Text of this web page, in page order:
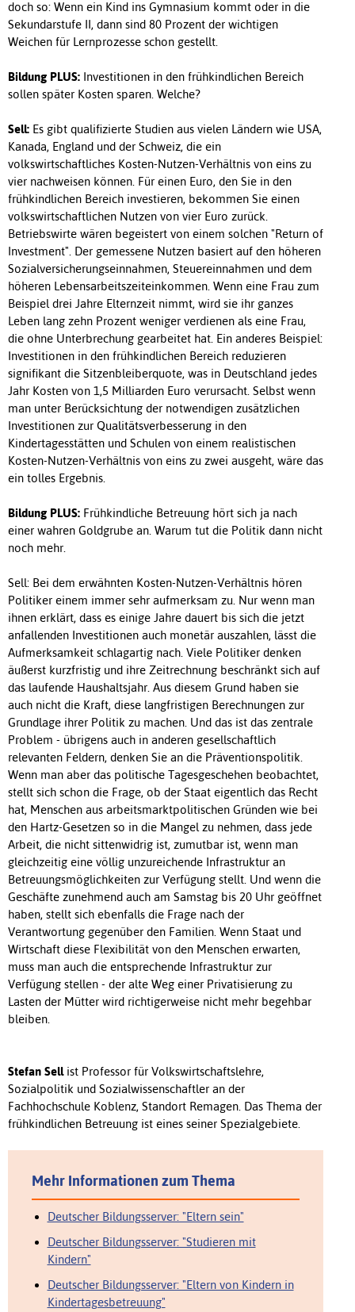
doch so: Wenn ein Kind ins Gymnasium kommt oder in die
Sekundarstufe II, dann sind 80 Prozent der wichtigen
Weichen für Lernprozesse schon gestellt.
Bildung PLUS: Investitionen in den frühkindlichen Bereich
sollen später Kosten sparen. Welche?
Sell: Es gibt qualifizierte Studien aus vielen Ländern wie USA,
Kanada, England und der Schweiz, die ein
volkswirtschaftliches Kosten-Nutzen-Verhältnis von eins zu
vier nachweisen können. Für einen Euro, den Sie in den
frühkindlichen Bereich investieren, bekommen Sie einen
volkswirtschaftlichen Nutzen von vier Euro zurück.
Betriebswirte wären begeistert von einem solchen "Return of
Investment". Der gemessene Nutzen basiert auf den höheren
Sozialversicherungseinnahmen, Steuereinnahmen und dem
höheren Lebensarbeitszeiteinkommen. Wenn eine Frau zum
Beispiel drei Jahre Elternzeit nimmt, wird sie ihr ganzes
Leben lang zehn Prozent weniger verdienen als eine Frau,
die ohne Unterbrechung gearbeitet hat. Ein anderes Beispiel:
Investitionen in den frühkindlichen Bereich reduzieren
signifikant die Sitzenbleiberquote, was in Deutschland jedes
Jahr Kosten von 1,5 Milliarden Euro verursacht. Selbst wenn
man unter Berücksichtung der notwendigen zusätzlichen
Investitionen zur Qualitätsverbesserung in den
Kindertagesstätten und Schulen von einem realistischen
Kosten-Nutzen-Verhältnis von eins zu zwei ausgeht, wäre das
ein tolles Ergebnis.
Bildung PLUS: Frühkindliche Betreuung hört sich ja nach
einer wahren Goldgrube an. Warum tut die Politik dann nicht
noch mehr.
Sell: Bei dem erwähnten Kosten-Nutzen-Verhältnis hören
Politiker einem immer sehr aufmerksam zu. Nur wenn man
ihnen erklärt, dass es einige Jahre dauert bis sich die jetzt
anfallenden Investitionen auch monetär auszahlen, lässt die
Aufmerksamkeit schlagartig nach. Viele Politiker denken
äußerst kurzfristig und ihre Zeitrechnung beschränkt sich auf
das laufende Haushaltsjahr. Aus diesem Grund haben sie
auch nicht die Kraft, diese langfristigen Berechnungen zur
Grundlage ihrer Politik zu machen. Und das ist das zentrale
Problem - übrigens auch in anderen gesellschaftlich
relevanten Feldern, denken Sie an die Präventionspolitik.
Wenn man aber das politische Tagesgeschehen beobachtet,
stellt sich schon die Frage, ob der Staat eigentlich das Recht
hat, Menschen aus arbeitsmarktpolitischen Gründen wie bei
den Hartz-Gesetzen so in die Mangel zu nehmen, dass jede
Arbeit, die nicht sittenwidrig ist, zumutbar ist, wenn man
gleichzeitig eine völlig unzureichende Infrastruktur an
Betreuungsmöglichkeiten zur Verfügung stellt. Und wenn die
Geschäfte zunehmend auch am Samstag bis 20 Uhr geöffnet
haben, stellt sich ebenfalls die Frage nach der
Verantwortung gegenüber den Familien. Wenn Staat und
Wirtschaft diese Flexibilität von den Menschen erwarten,
muss man auch die entsprechende Infrastruktur zur
Verfügung stellen - der alte Weg einer Privatisierung zu
Lasten der Mütter wird richtigerweise nicht mehr begehbar
bleiben.
Stefan Sellist Professor für Volkswirtschaftslehre,
Sozialpolitik und Sozialwissenschaftler an der
Fachhochschule Koblenz, Standort Remagen. Das Thema der
frühkindlichen Betreuung ist eines seiner Spezialgebiete.
Mehr Informationen zum Thema
Deutscher Bildungsserver: "Eltern sein"
Deutscher Bildungsserver: "Studieren mit
Kindern"
Deutscher Bildungsserver: "Eltern von Kindern in
Kindertagesbetreuung"